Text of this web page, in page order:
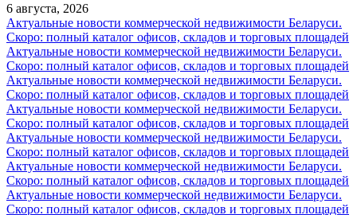
6 августа, 2026
Актуальные новости коммерческой недвижимости Беларуси.
Скоро: полный каталог офисов, складов и торговых площадей
Актуальные новости коммерческой недвижимости Беларуси.
Скоро: полный каталог офисов, складов и торговых площадей
Актуальные новости коммерческой недвижимости Беларуси.
Скоро: полный каталог офисов, складов и торговых площадей
Актуальные новости коммерческой недвижимости Беларуси.
Скоро: полный каталог офисов, складов и торговых площадей
Актуальные новости коммерческой недвижимости Беларуси.
Скоро: полный каталог офисов, складов и торговых площадей
Актуальные новости коммерческой недвижимости Беларуси.
Скоро: полный каталог офисов, складов и торговых площадей
Актуальные новости коммерческой недвижимости Беларуси.
Скоро: полный каталог офисов, складов и торговых площадей